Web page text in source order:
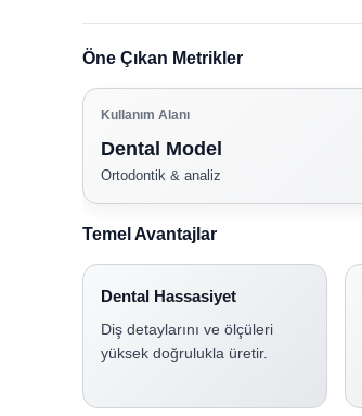
Öne Çıkan Metrikler
Kullanım Alanı
Dental Model
Ortodontik & analiz
Temel Avantajlar
Dental Hassasiyet
Diş detaylarını ve ölçüleri
yüksek doğrulukla üretir.